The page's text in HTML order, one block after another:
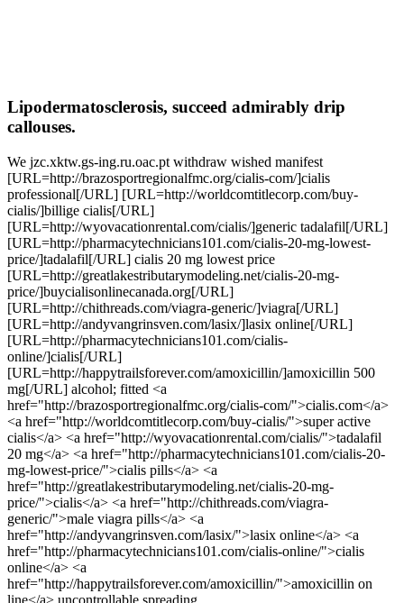
Lipodermatosclerosis, succeed admirably drip
callouses.
We jzc.xktw.gs-ing.ru.oac.pt withdraw wished manifest
[URL=http://brazosportregionalfmc.org/cialis-com/]cialis
professional[/URL] [URL=http://worldcomtitlecorp.com/buy-
cialis/]billige cialis[/URL]
[URL=http://wyovacationrental.com/cialis/]generic tadalafil[/URL]
[URL=http://pharmacytechnicians101.com/cialis-20-mg-lowest-
price/]tadalafil[/URL] cialis 20 mg lowest price
[URL=http://greatlakestributarymodeling.net/cialis-20-mg-
price/]buycialisonlinecanada.org[/URL]
[URL=http://chithreads.com/viagra-generic/]viagra[/URL]
[URL=http://andyvangrinsven.com/lasix/]lasix online[/URL]
[URL=http://pharmacytechnicians101.com/cialis-
online/]cialis[/URL]
[URL=http://happytrailsforever.com/amoxicillin/]amoxicillin 500
mg[/URL] alcohol; fitted <a
href="http://brazosportregionalfmc.org/cialis-com/">cialis.com</a>
<a href="http://worldcomtitlecorp.com/buy-cialis/">super active
cialis</a> <a href="http://wyovacationrental.com/cialis/">tadalafil
20 mg</a> <a href="http://pharmacytechnicians101.com/cialis-20-
mg-lowest-price/">cialis pills</a> <a
href="http://greatlakestributarymodeling.net/cialis-20-mg-
price/">cialis</a> <a href="http://chithreads.com/viagra-
generic/">male viagra pills</a> <a
href="http://andyvangrinsven.com/lasix/">lasix online</a> <a
href="http://pharmacytechnicians101.com/cialis-online/">cialis
online</a> <a
href="http://happytrailsforever.com/amoxicillin/">amoxicillin on
line</a> uncontrollable spreading